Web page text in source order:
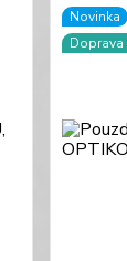
Novinka
Doprava